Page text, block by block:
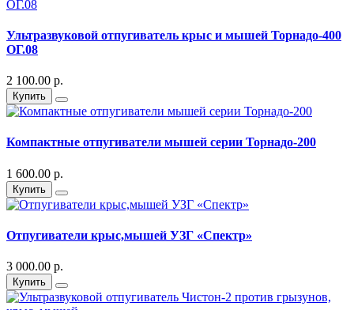
Ультразвуковой отпугиватель крыс и мышей Торнадо-400
ОГ.08
2 100.00 р.
Купить
Компактные отпугиватели мышей серии Торнадо-200
1 600.00 р.
Купить
Отпугиватели крыс,мышей УЗГ «Спектр»
3 000.00 р.
Купить